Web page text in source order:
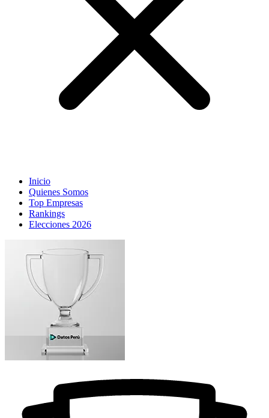
Inicio
Quienes Somos
Top Empresas
Rankings
Elecciones 2026